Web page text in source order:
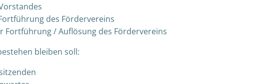
des Fördervereins
Fortführung / Auflösung des Fördervereins
bleiben soll: